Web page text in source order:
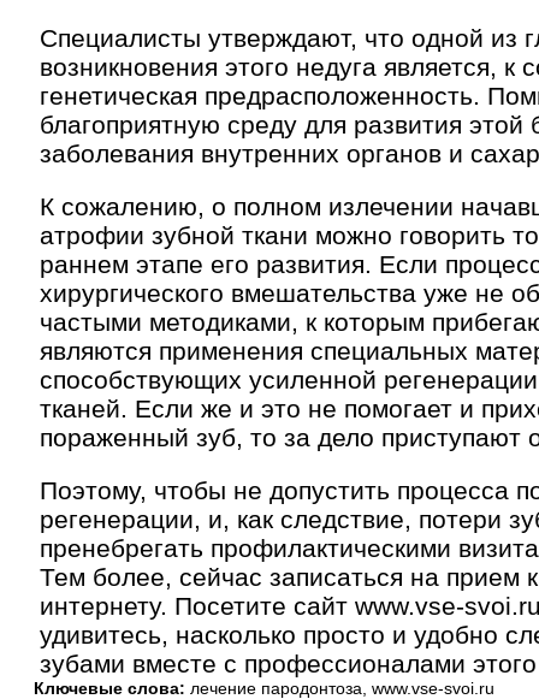
Специалисты утверждают, что одной из
возникновения этого недуга является, к
генетическая предрасположенность.
благоприятную среду для развития этой
заболевания внутренних органов и
К сожалению, о полном излечении
атрофии зубной ткани можно говорить
раннем этапе его развития. Если
хирургического вмешательства уже не
частыми методиками, к которым
являются применения специальных
способствующих усиленной
тканей. Если же и это не помогает и
пораженный зуб, то за дело приступают
Поэтому, чтобы не допустить процесса
регенерации, и, как следствие, потери
пренебрегать профилактическими
Тем более, сейчас записаться на прием
интернету. Посетите сайт www.vse-
удивитесь, насколько просто и удобно
зубами вместе с профессионалами
Ключевые слова: лечение пародонтоза, www.vse-svoi.ru